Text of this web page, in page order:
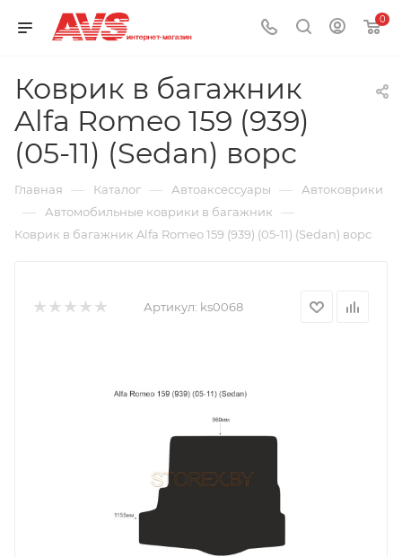
0
Коврик в багажник
Alfa Romeo 159 (939)
(05-11) (Sedan) ворс
Главная — Каталог — Автоаксессуары — Автоковрики
— Автомобильные коврики в багажник —
Коврик в багажник Alfa Romeo 159 (939) (05-11) (Sedan) ворс
Артикул: ks0068